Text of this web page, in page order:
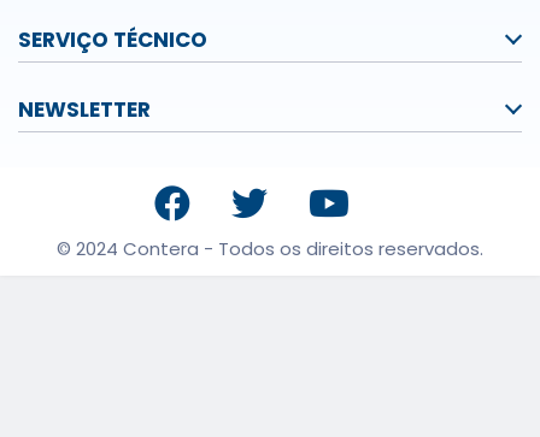
SERVIÇO TÉCNICO
NEWSLETTER
© 2024 Contera - Todos os direitos reservados.